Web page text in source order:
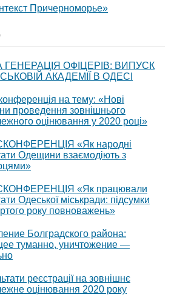
ГЕНЕРАЦІЯ ОФІЦЕРІВ: ВИПУСК
АКАДЕМІЇ В ОДЕСІ
на тему: «Нові
проведення зовнішнього
оцінювання у 2020 році»
«Як народні
Одещини взаємодіють з
«Як працювали
Одеської міськради: підсумки
року повноважень»
Болградского района:
туманно, уничтожение —
реєстрації на зовнішнє
оцінювання 2020 року